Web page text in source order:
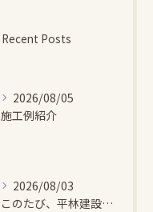
Recent Posts
2026/08/05
施工例紹介
2026/08/03
このたび、平林建設では、お子さまが木とふれあい・木について学...